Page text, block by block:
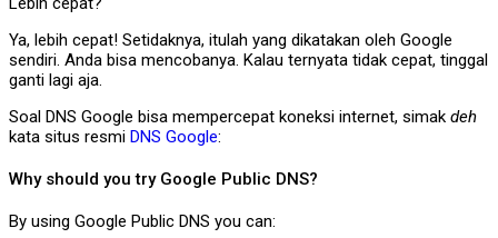
Ya, lebih cepat! Setidaknya, itulah yang dikatakan oleh Google
sendiri. Anda bisa mencobanya. Kalau ternyata tidak cepat, tinggal
ganti lagi aja.
Soal DNS Google bisa mempercepat koneksi internet, simak deh
kata situs resmi DNS Google:
Why should you try Google Public DNS?
By using Google Public DNS you can: